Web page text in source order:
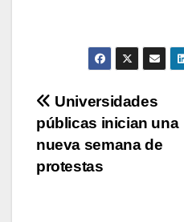
p
b
o
o
k
Li
n
Navegación
de
entradas
Universidades
públicas inician una
nueva semana de
protestas